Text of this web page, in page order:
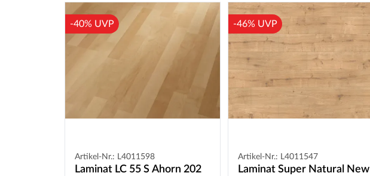
-40% UVP
Artikel-Nr.: L4011598
Laminat LC 55 S Ahorn 202
-46% UVP
Artikel-Nr.: L4011547
Laminat Super Natural New